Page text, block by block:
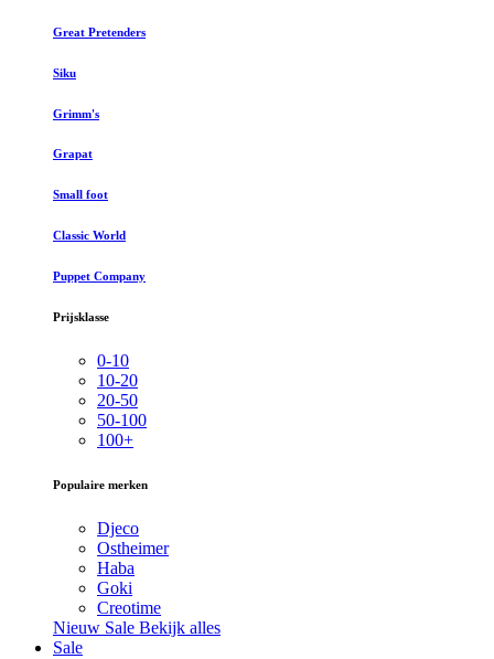
Great Pretenders
Siku
Grimm's
Grapat
Small foot
Classic World
Puppet Company
Prijsklasse
0-10
10-20
20-50
50-100
100+
Populaire merken
Djeco
Ostheimer
Haba
Goki
Creotime
Nieuw Sale Bekijk alles
Sale